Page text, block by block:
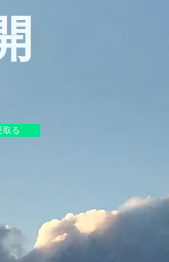
取る